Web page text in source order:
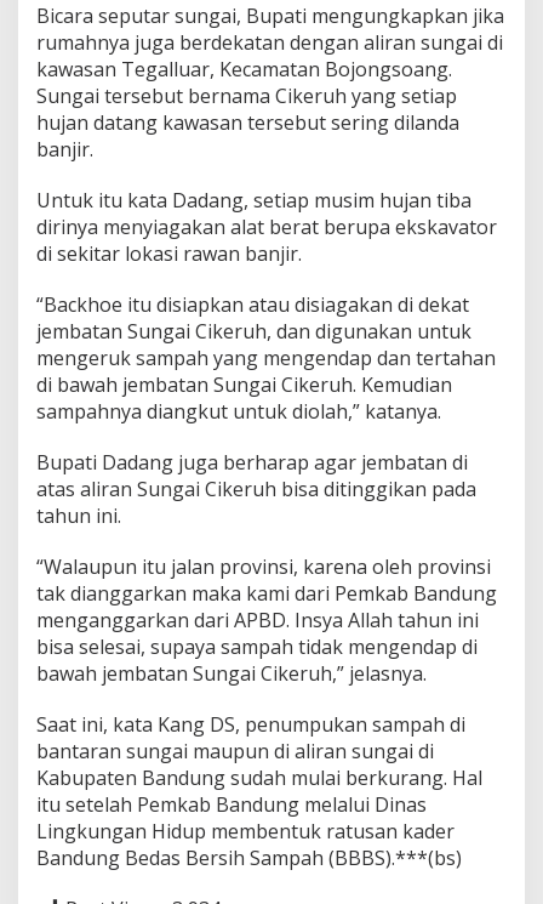
Bicara seputar sungai, Bupati mengungkapkan jika
rumahnya juga berdekatan dengan aliran sungai di
kawasan Tegalluar, Kecamatan Bojongsoang.
Sungai tersebut bernama Cikeruh yang setiap
hujan datang kawasan tersebut sering dilanda
banjir.
Untuk itu kata Dadang, setiap musim hujan tiba
dirinya menyiagakan alat berat berupa ekskavator
di sekitar lokasi rawan banjir.
“Backhoe itu disiapkan atau disiagakan di dekat
jembatan Sungai Cikeruh, dan digunakan untuk
mengeruk sampah yang mengendap dan tertahan
di bawah jembatan Sungai Cikeruh. Kemudian
sampahnya diangkut untuk diolah,” katanya.
Bupati Dadang juga berharap agar jembatan di
atas aliran Sungai Cikeruh bisa ditinggikan pada
tahun ini.
“Walaupun itu jalan provinsi, karena oleh provinsi
tak dianggarkan maka kami dari Pemkab Bandung
menganggarkan dari APBD. Insya Allah tahun ini
bisa selesai, supaya sampah tidak mengendap di
bawah jembatan Sungai Cikeruh,” jelasnya.
Saat ini, kata Kang DS, penumpukan sampah di
bantaran sungai maupun di aliran sungai di
Kabupaten Bandung sudah mulai berkurang. Hal
itu setelah Pemkab Bandung melalui Dinas
Lingkungan Hidup membentuk ratusan kader
Bandung Bedas Bersih Sampah (BBBS).***(bs)